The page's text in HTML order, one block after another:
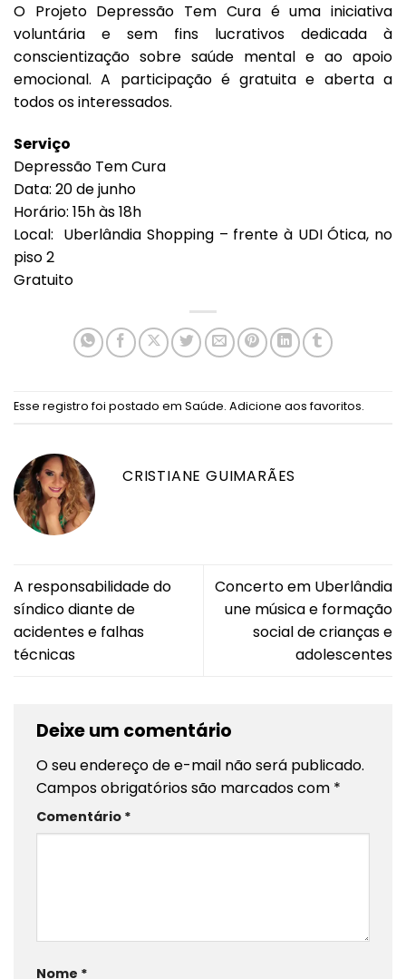
O Projeto Depressão Tem Cura é uma iniciativa
voluntária e sem fins lucrativos dedicada à
conscientização sobre saúde mental e ao apoio
emocional. A participação é gratuita e aberta a
todos os interessados.
Serviço
Depressão Tem Cura
Data: 20 de junho
Horário: 15h às 18h
Local: Uberlândia Shopping – frente à UDI Ótica, no
piso 2
Gratuito
Esse registro foi postado em Saúde. Adicione aos favoritos.
CRISTIANE GUIMARÃES
A responsabilidade do
síndico diante de
acidentes e falhas
técnicas
Concerto em Uberlândia
une música e formação
social de crianças e
adolescentes
Deixe um comentário
O seu endereço de e-mail não será publicado.
Campos obrigatórios são marcados com *
Comentário *
Nome *